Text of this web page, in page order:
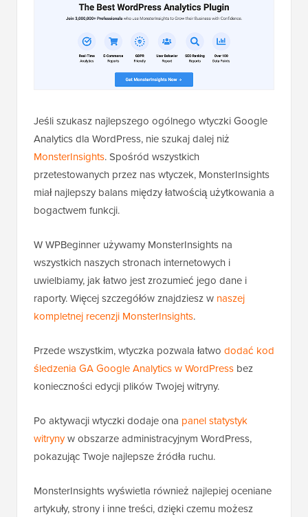
Jeśli szukasz najlepszego ogólnego wtyczki Google
Analytics dla WordPress, nie szukaj dalej niż
MonsterInsights. Spośród wszystkich
przetestowanych przez nas wtyczek, MonsterInsights
miał najlepszy balans między łatwością użytkowania a
bogactwem funkcji.
W WPBeginner używamy MonsterInsights na
wszystkich naszych stronach internetowych i
uwielbiamy, jak łatwo jest zrozumieć jego dane i
raporty. Więcej szczegółów znajdziesz w naszej
kompletnej recenzji MonsterInsights.
Przede wszystkim, wtyczka pozwala łatwo dodać kod
śledzenia GA Google Analytics w WordPress bez
konieczności edycji plików Twojej witryny.
Po aktywacji wtyczki dodaje ona panel statystyk
witrynyw obszarze administracyjnym WordPress,
pokazując Twoje najlepsze źródła ruchu.
MonsterInsights wyświetla również najlepiej oceniane
artykuły, strony i inne treści, dzięki czemu możesz